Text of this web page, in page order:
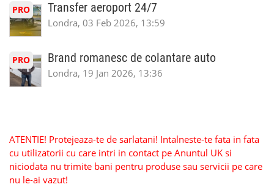
PRO Transfer aeroport 24/7
Londra, 03 Feb 2026, 13:59
PRO Brand romanesc de colantare auto
Londra, 19 Jan 2026, 13:36
ATENTIE! Protejeaza-te de sarlatani! Intalneste-te fata in fata
cu utilizatorii cu care intri in contact pe Anuntul UK si
niciodata nu trimite bani pentru produse sau servicii pe care
nu le-ai vazut!